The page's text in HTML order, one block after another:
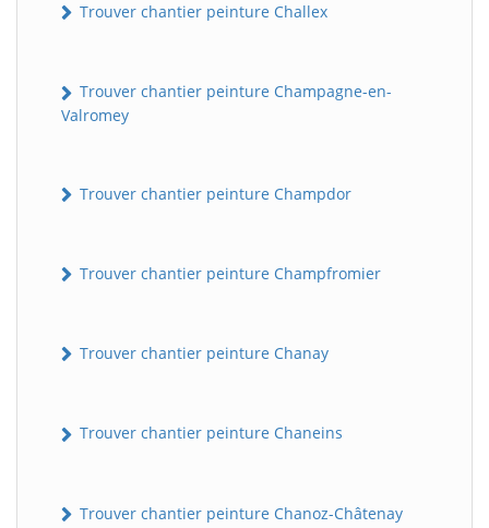
Trouver chantier peinture Challex
Trouver chantier peinture Champagne-en-
Valromey
Trouver chantier peinture Champdor
Trouver chantier peinture Champfromier
Trouver chantier peinture Chanay
Trouver chantier peinture Chaneins
Trouver chantier peinture Chanoz-Châtenay